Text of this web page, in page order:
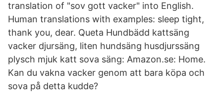
translation of "sov gott vacker" into English.
Human translations with examples: sleep tight,
thank you, dear. Queta Hundbädd kattsäng
vacker djursäng, liten hundsäng husdjurssäng
plysch mjuk katt sova säng: Amazon.se: Home.
Kan du vakna vacker genom att bara köpa och
sova på detta kudde?